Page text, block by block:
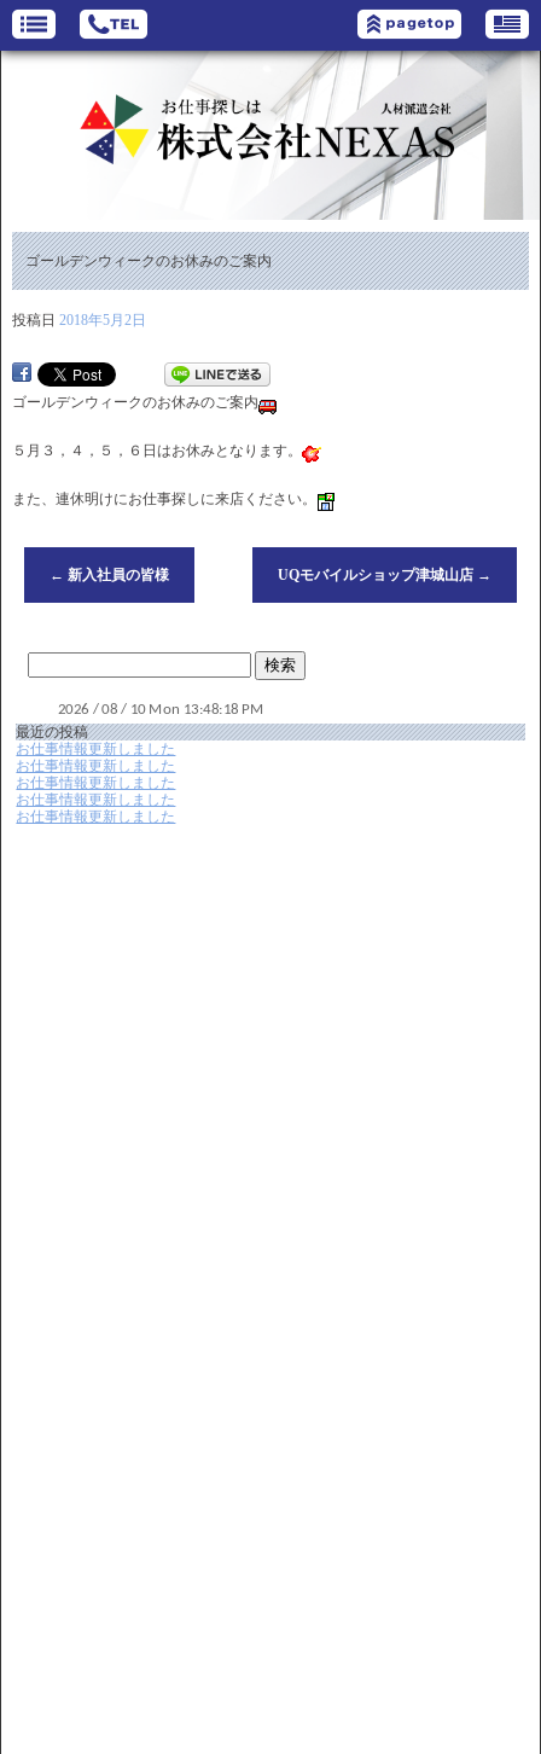
ゴールデンウィークのお休みのご案内
投稿日 2018年5月2日
ゴールデンウィークのお休みのご案内
５月３，４，５，６日はお休みとなります。
また、連休明けにお仕事探しに来店ください。
← 新入社員の皆様 UQモバイルショップ津城山店 →
最近の投稿
お仕事情報更新しました
お仕事情報更新しました
お仕事情報更新しました
お仕事情報更新しました
お仕事情報更新しました